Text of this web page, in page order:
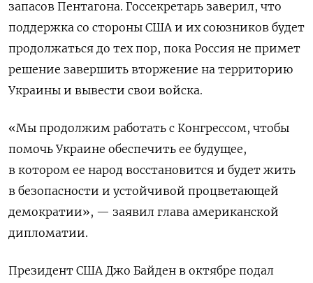
запасов Пентагона. Госсекретарь заверил, что
поддержка со стороны США и их союзников будет
продолжаться до тех пор, пока Россия не примет
решение завершить вторжение на территорию
Украины и вывести свои войска.
«Мы продолжим работать с Конгрессом, чтобы
помочь Украине обеспечить ее будущее,
в котором ее народ восстановится и будет жить
в безопасности и устойчивой процветающей
демократии», — заявил глава американской
дипломатии.
Президент США Джо Байден в октябре подал